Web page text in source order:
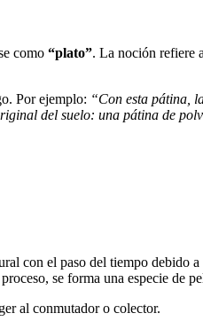
como “plato”. La noción refiere
Por ejemplo: “Con esta pátina,
del suelo: una pátina de
con el paso del tiempo
se forma una especie de
al conmutador o colector.